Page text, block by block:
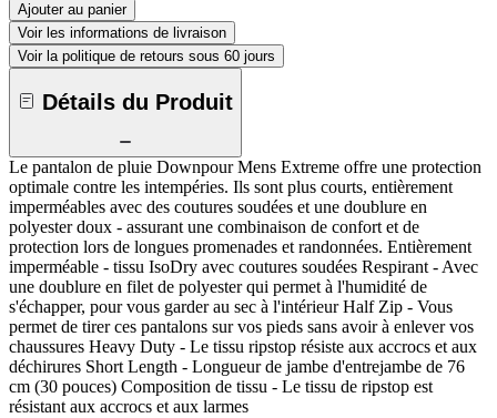
Ajouter au panier
Voir les informations de livraison
Voir la politique de retours sous 60 jours
Détails du Produit
Le pantalon de pluie Downpour Mens Extreme offre une protection
optimale contre les intempéries. Ils sont plus courts, entièrement
imperméables avec des coutures soudées et une doublure en
polyester doux - assurant une combinaison de confort et de
protection lors de longues promenades et randonnées. Entièrement
imperméable - tissu IsoDry avec coutures soudées Respirant - Avec
une doublure en filet de polyester qui permet à l'humidité de
s'échapper, pour vous garder au sec à l'intérieur Half Zip - Vous
permet de tirer ces pantalons sur vos pieds sans avoir à enlever vos
chaussures Heavy Duty - Le tissu ripstop résiste aux accrocs et aux
déchirures Short Length - Longueur de jambe d'entrejambe de 76
cm (30 pouces) Composition de tissu - Le tissu de ripstop est
résistant aux accrocs et aux larmes